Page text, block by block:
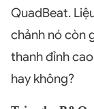
QuadBeat.
chảnh nó còn
thanh đỉnh
hay không?